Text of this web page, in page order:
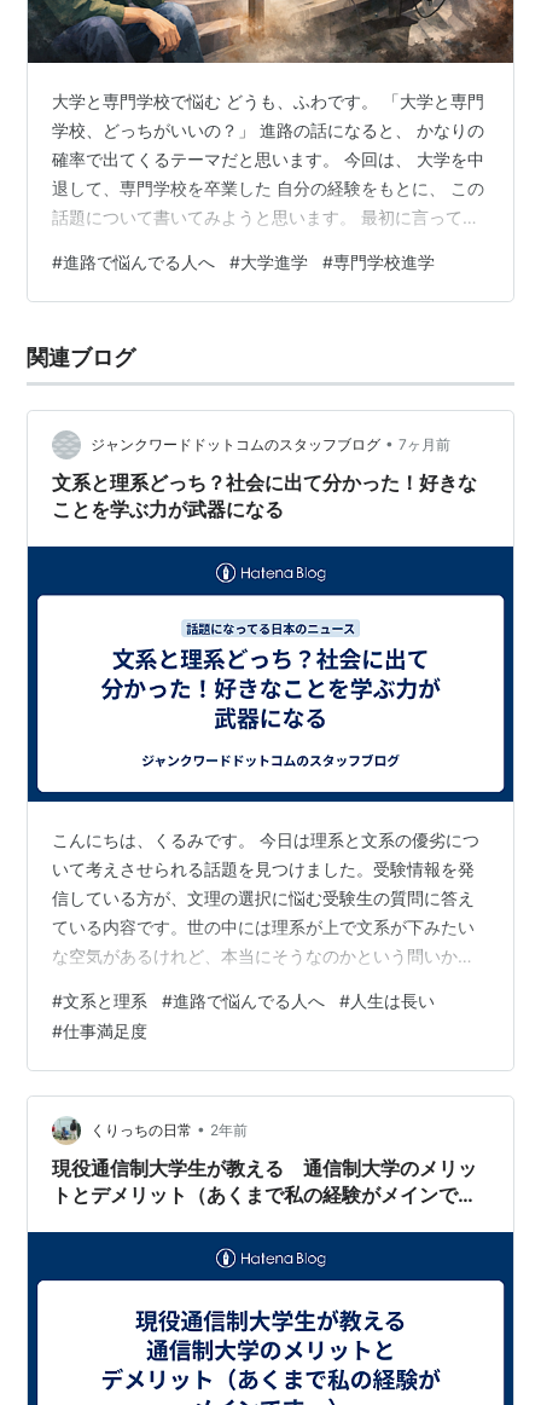
大学と専門学校で悩む どうも、ふわです。 「大学と専門
学校、どっちがいいの？」 進路の話になると、 かなりの
確率で出てくるテーマだと思います。 今回は、 大学を中
退して、専門学校を卒業した 自分の経験をもとに、 この
話題について書いてみようと思います。 最初に言ってお
ん。 あくまで、 「自分にはどちらが合っていたか」 と
いう視点で読んでもらえたら嬉しいです。
#進路で悩んでる人へ #大学進学 #専門学校進学
関連ブログ
ジャンクワードドットコムのスタッフブログ • 7ヶ月前
文系と理系どっち？社会に出て分かった！好きな
ことを学ぶ力が武器になる
こんにちは、くるみです。 今日は理系と文系の優劣につ
いて考えさせられる話題を見つけました。受験情報を発
信している方が、文理の選択に悩む受験生の質問に答え
ている内容です。世の中には理系が上で文系が下みたい
な空気があるけれど、本当にそうなのかという問いかけ
高い傾向にあるとのこと。その理由として、文系は学部
にこだわらず幅広く受験できるのに対し、理系は受験時
にある程度専門を決める必要があり、選択肢が狭まるか
らだそうです。 ただし、学問そのものに優劣はなく、や
りたいことや価値観に優劣はつけられないと述べていま
す。実用的な学問が必ずしもその人を幸せにする…
#文系と理系 #進路で悩んでる人へ #人生は長い
#仕事満足度
くりっちの日常 • 2年前
現役通信制大学生が教える 通信制大学のメリッ
トとデメリット（あくまで私の経験がメインで